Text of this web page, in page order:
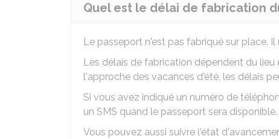
Quel est le délai de fabrication
Le passeport n'est pas fabriqué sur place.
Les délais de fabrication dépendent du
l'approche des vacances d'été, les délais
Si vous avez indiqué un numéro de
un SMS quand le passeport sera disponible.
Vous pouvez aussi suivre l'état